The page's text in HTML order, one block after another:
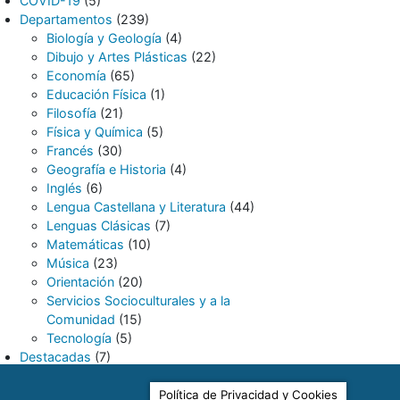
Departamentos (239)
Biología y Geología (4)
Dibujo y Artes Plásticas (22)
Economía (65)
Educación Física (1)
Filosofía (21)
Física y Química (5)
Francés (30)
Geografía e Historia (4)
Inglés (6)
Lengua Castellana y Literatura (44)
Lenguas Clásicas (7)
Matemáticas (10)
Música (23)
Orientación (20)
Servicios Socioculturales y a la
Comunidad (15)
Tecnología (5)
Destacadas (7)
Política de Privacidad y Cookies